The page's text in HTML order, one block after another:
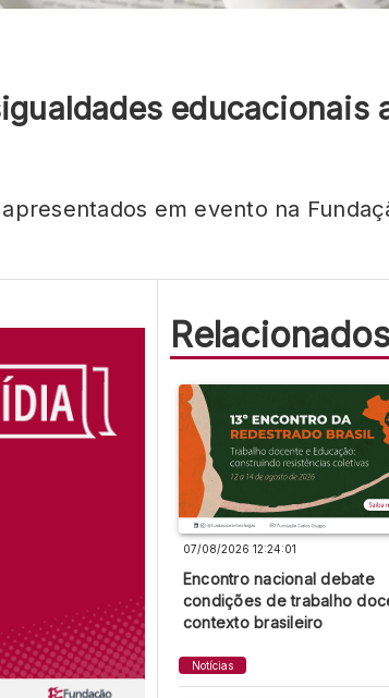
educacionais
em evento na
07/08/2026 12:24:01
Encontro nacional debate
condições de trabalho
contexto brasileiro
Notícias